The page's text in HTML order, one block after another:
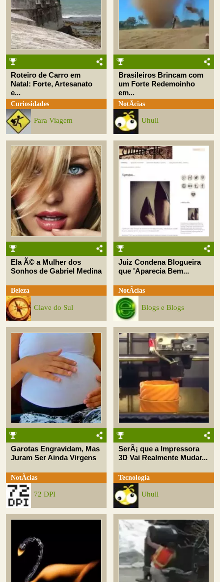
Roteiro de Carro em
Natal: Forte, Artesanato
e...
Curiosidades
Para Viagem
Brasileiros Brincam com
um Forte Redemoinho
em...
NotÃ­cias
Uhull
Ela Ã© a Mulher dos
Sonhos de Gabriel Medina
Beleza
Clave do Sul
Juiz Condena Blogueira
que 'Aparecia Bem...
NotÃ­cias
Blogs e Blogs
Garotas Engravidam, Mas
Juram Ser Ainda Virgens
NotÃ­cias
72 DPI
SerÃ¡ que a Impressora
3D Vai Realmente Mudar...
Tecnologia
Uhull